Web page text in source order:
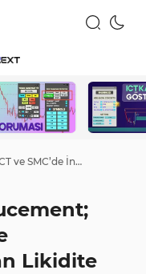
ICT ve SMC’de İnducement; Forex’te Perakende Yatırımcıları Avlayan Likidite
Likidite